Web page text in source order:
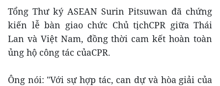
Tổng Thư ký ASEAN Surin Pitsuwan đã chứng
kiến lễ bàn giao chức Chủ tịchCPR giữa Thái
Lan và Việt Nam, đồng thời cam kết hoàn toàn
ủng hộ công tác củaCPR.
Ông nói: "Với sự hợp tác, can dự và hòa giải của